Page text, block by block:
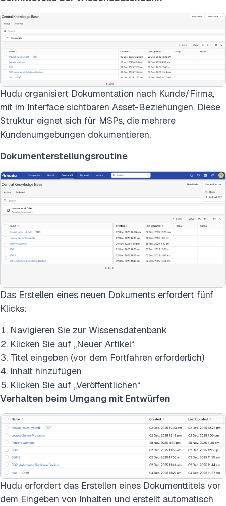
Hudu organisiert Dokumentation nach Kunde/Firma,
mit im Interface sichtbaren Asset-Beziehungen. Diese
Struktur eignet sich für MSPs, die mehrere
Kundenumgebungen dokumentieren.
Dokumenterstellungsroutine
Das Erstellen eines neuen Dokuments erfordert fünf
Klicks:
Navigieren Sie zur Wissensdatenbank
Klicken Sie auf „Neuer Artikel“
Titel eingeben (vor dem Fortfahren erforderlich)
Inhalt hinzufügen
Klicken Sie auf „Veröffentlichen“
Verhalten beim Umgang mit Entwürfen
Hudu erfordert das Erstellen eines Dokumenttitels vor
dem Eingeben von Inhalten und erstellt automatisch